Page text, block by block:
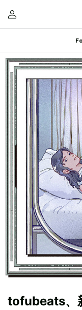
tofubeats、